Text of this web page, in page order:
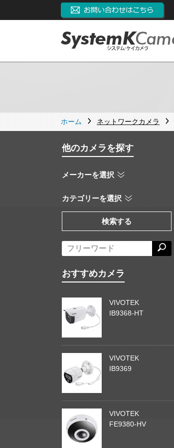
ホーム ネットワークカメラ
他のカメラを探す
メーカーを選択
カテゴリーを選択
検索する
おすすめカメラ
VIVOTEK
IB9368-HT
VIVOTEK
IB9369
VIVOTEK
FE9380-HV